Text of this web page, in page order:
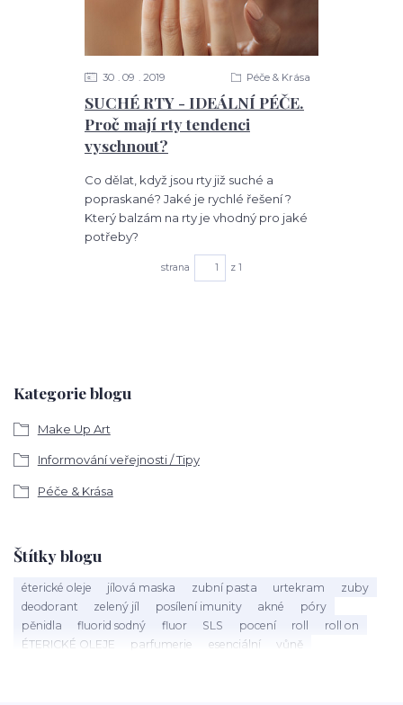
Kategorie blogu
Make Up Art
Informování veřejnosti / Tipy
Péče & Krása
Štítky blogu
éterické oleje jílová maska zubní pasta urtekram
zuby
deodorant
zelený jíl posílení imunity akné
póry
pěnidla
fluorid sodný fluor SLS pocení roll
roll on
ÉTERICKÉ OLEJE
parfumerie esenciální
vůně
SUCHÉ RTY - IDEÁLNÍ PÉČE.
Proč mají rty tendenci
vyschnout?
30 09 2019 Péče & Krása
Co dělat, když jsou rty již suché a
popraskané? Jaké je rychlé řešení ?
Který balzám na rty je vhodný pro jaké
potřeby?
strana z 1